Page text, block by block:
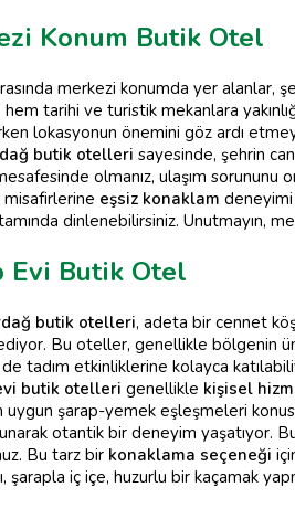
Konum Butik Otel
merkezi konumda yer alanlar,
hem tarihi ve turistik mekanlara
lokasyonun önemini göz ardı
butik otelleri sayesinde, şehrin
olmanız, ulaşım sorununu
misafirlerine eşsiz konaklam
dinlenebilirsiniz. Unutmayın,
Evi Butik Otel
butik otelleri, adeta bir cennet
Bu oteller, genellikle bölgenin
tadım etkinliklerine kolayca
butik otelleri genellikle kişisel
uygun şarap-yemek eşleşmeleri
otantik bir deneyim
Bu tarz bir konaklama seçeneği
şarapla iç içe, huzurlu bir kaçamak